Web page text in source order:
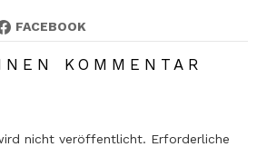
FACEBOOK
KOMMENTAR
nicht veröffentlicht. Erforderliche